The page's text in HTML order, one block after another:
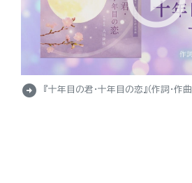
arrow_circle_right 『十年目の君・十年目の恋』（作詞・作